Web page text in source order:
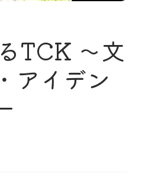
TCK 〜文
アイデン